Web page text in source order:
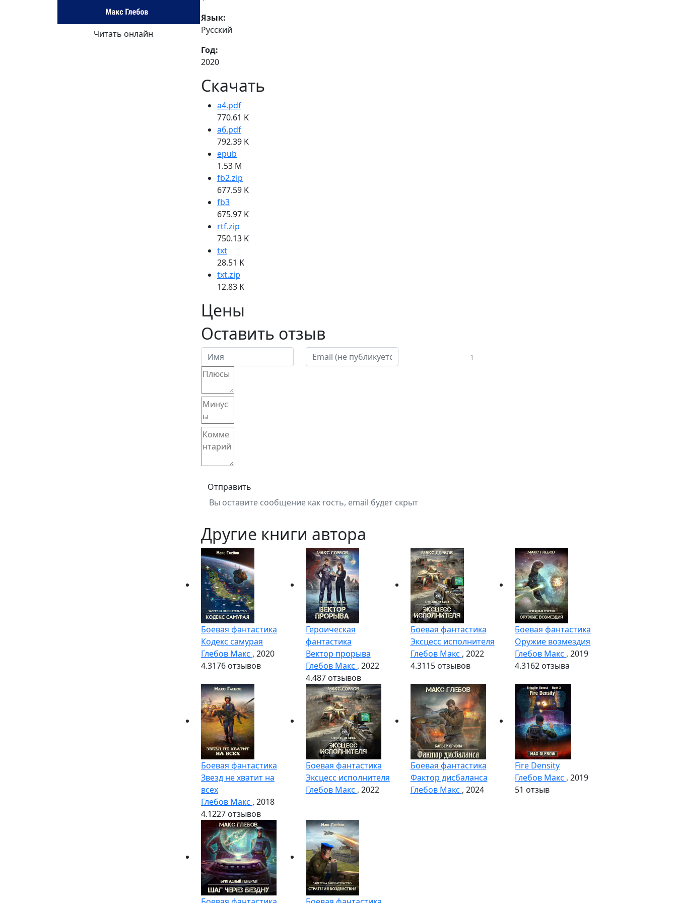
Читать онлайн
Язык:
Русский
Год:
2020
Скачать
a4.pdf
770.61 K
a6.pdf
792.39 K
epub
1.53 M
fb2.zip
677.59 K
fb3
675.97 K
rtf.zip
750.13 K
txt
28.51 K
txt.zip
12.83 K
Цены
Оставить отзыв
Отправить
Вы оставите сообщение как гость, email будет скрыт
1
Другие книги автора
Боевая фантастика
Кодекс самурая
Глебов Макс , 2020
4.3176 отзывов
Героическая
фантастика
Вектор прорыва
Глебов Макс , 2022
4.487 отзывов
Боевая фантастика
Эксцесс исполнителя
Глебов Макс , 2022
4.3115 отзывов
Боевая фантастика
Оружие возмездия
Глебов Макс , 2019
4.3162 отзыва
Боевая фантастика
Звезд не хватит на
всех
Глебов Макс , 2018
4.1227 отзывов
Боевая фантастика
Эксцесс исполнителя
Глебов Макс , 2022
Боевая фантастика
Фактор дисбаланса
Глебов Макс , 2024
Fire Density
Глебов Макс , 2019
51 отзыв